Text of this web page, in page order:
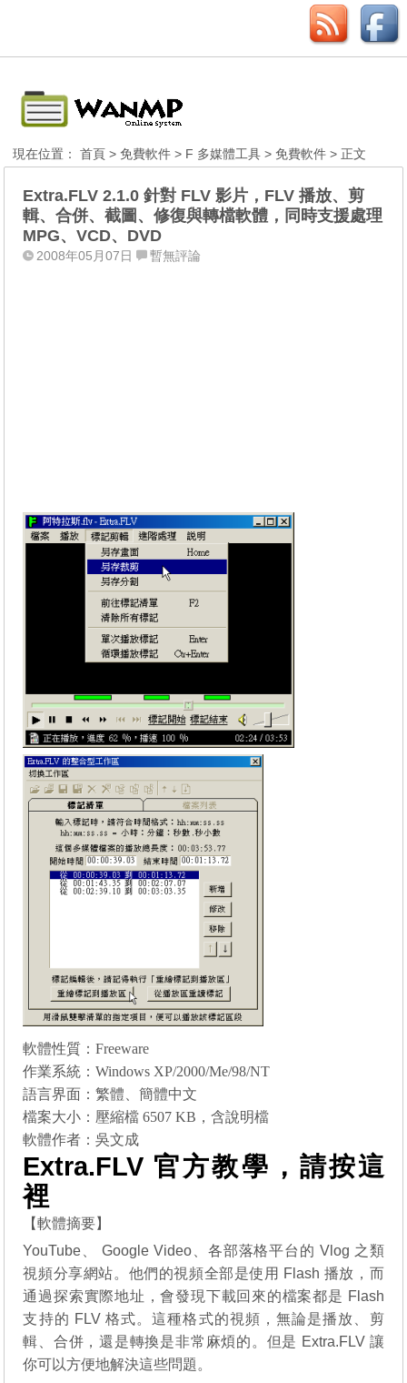
現在位置：首頁 >免費軟件 > F 多媒體工具 >免費軟件 > 正文
Extra.FLV 2.1.0 針對 FLV 影片，FLV 播放、剪
輯、合併、截圖、修復與轉檔軟體，同時支援處理
MPG、VCD、DVD
2008年05月07日 暫無評論
軟體性質：Freeware
作業系統：Windows XP/2000/Me/98/NT
語言界面：繁體、簡體中文
檔案大小：壓縮檔 6507 KB，含說明檔
軟體作者：吳文成
Extra.FLV 官方教學，請按這
裡
【軟體摘要】
YouTube、 Google Video、各部落格平台的 Vlog 之類
視頻分享網站。他們的視頻全部是使用 Flash 播放，而
通過探索實際地址，會發現下載回來的檔案都是 Flash
支持的 FLV 格式。這種格式的視頻，無論是播放、剪
輯、合併，還是轉換是非常麻煩的。但是 Extra.FLV 讓
你可以方便地解決這些問題。